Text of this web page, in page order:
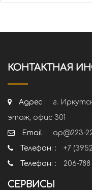
КОНТАКТНАЯ
Адрес :
г.
этаж, офис 301
Email :
ap@223-
Телефон: :
+7
Телефон: :
206-
СЕРВИСЫ